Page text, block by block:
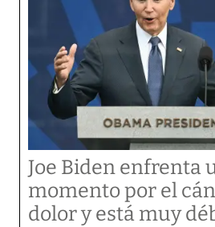
Joe Biden enfrenta
momento por el
dolor y está muy